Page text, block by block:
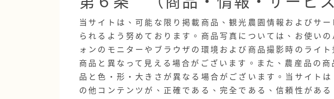
第６条 （商品・情報・サービス
当サイトは、可能な限り掲載商品、観光農園情報およびサ
られるよう努めております。商品写真については、お使い
ォンのモニターやブラウザの環境および商品撮影時のライ
商品と異なって見える場合がございます。また、農産品の
品と色・形・大きさが異なる場合がございます。当サイトは
の他コンテンツが、正確である、完全である、信頼性がある